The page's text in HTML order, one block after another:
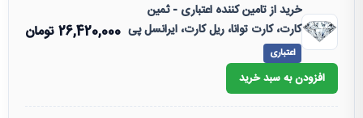
خرید از تامین کننده اعتباری - ثمین
کارت، کارت توانا، ریل کارت، ایرانسل پی
اعتباری
26,420,000تومان
افزودن به سبد خرید